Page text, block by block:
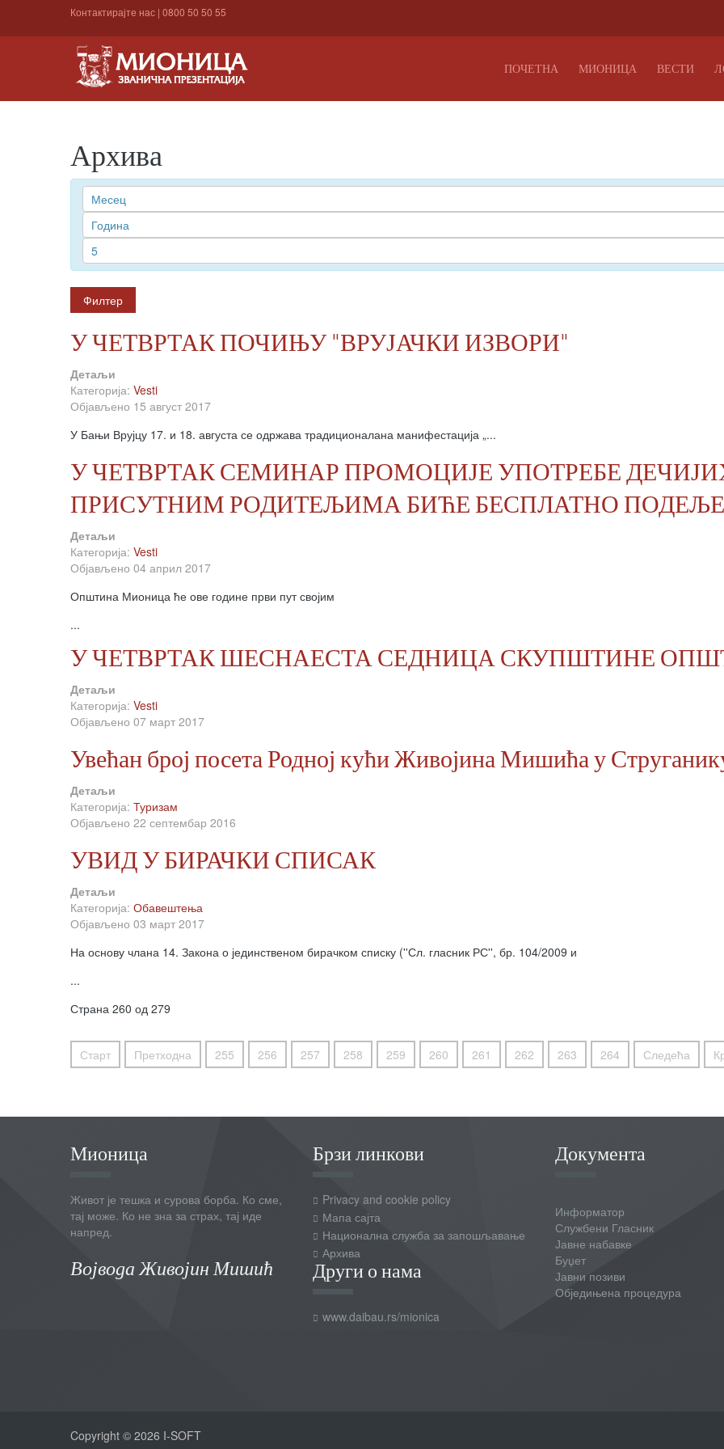
Контактирајте нас | 0800 50 50 55
ПОЧЕТНА МИОНИЦА ВЕСТИ
Архива
Филтер
У ЧЕТВРТАК ПОЧИЊУ "ВРУЈАЧКИ ИЗВОРИ"
Детаљи
Категорија: Vesti
Објављено 15 август 2017
У Бањи Врујцу 17. и 18. августа се одржава традиционалана манифестација „...
У ЧЕТВРТАК СЕМИНАР ПРОМОЦИЈЕ УПОТРЕБЕ
ПРИСУТНИМ РОДИТЕЉИМА БИЋЕ БЕСПЛАТНО
Детаљи
Категорија: Vesti
Објављено 04 април 2017
Општина Мионица ће ове године први пут својим
...
У ЧЕТВРТАК ШЕСНАЕСТА СЕДНИЦА СКУПШТИНЕ
Детаљи
Категорија: Vesti
Објављено 07 март 2017
Увећан број посета Родној кући Живојина Мишића у
Детаљи
Категорија: Туризам
Објављено 22 септембар 2016
УВИД У БИРАЧКИ СПИСАК
Детаљи
Категорија: Обавештења
Објављено 03 март 2017
На основу члана 14. Закона о јединственом бирачком списку (''Сл. гласник РС'', бр. 104/2009 и
...
Страна 260 од 279
Старт Претходна 255 256 257 258 259 260 261 262 263 264 Следећа
Мионица
Живот је тешка и сурова борба. Ко сме,
тај може. Ко не зна за страх, тај иде
напред.
Војвода Живојин Мишић
Брзи линкови
Privacy and cookie policy
Мапа сајта
Национална служба за запошљавање
Архива
Други о нама
www.daibau.rs/mionica
Документа
Информатор
Службени Гласник
Јавне набавке
Буџет
Јавни позиви
Обједињена процедура
Copyright © 2026 I-SOFT